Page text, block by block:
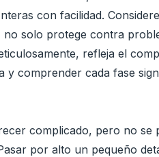
con facilidad.
no solo protege contra
refleja el
comprender cada fase
complicado, pero no se
por alto un pequeño